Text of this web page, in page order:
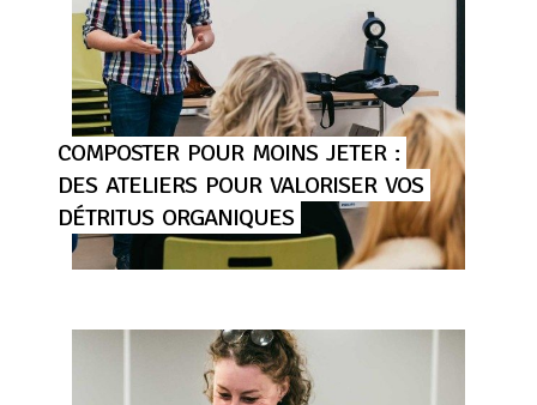
COMPOSTER POUR MOINS JETER :
DES ATELIERS POUR VALORISER VOS
DÉTRITUS ORGANIQUES